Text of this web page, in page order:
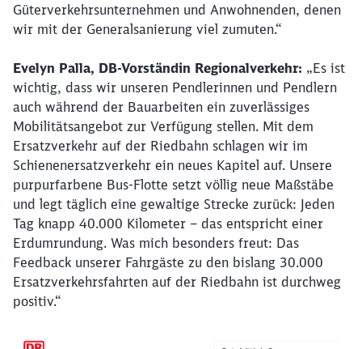
Güterverkehrsunternehmen und Anwohnenden, denen
wir mit der Generalsanierung viel zumuten.“
Evelyn Palla, DB-Vorständin Regionalverkehr: „Es ist
wichtig, dass wir unseren Pendlerinnen und Pendlern
auch während der Bauarbeiten ein zuverlässiges
Mobilitätsangebot zur Verfügung stellen. Mit dem
Ersatzverkehr auf der Riedbahn schlagen wir im
Schienenersatzverkehr ein neues Kapitel auf. Unsere
purpurfarbene Bus-Flotte setzt völlig neue Maßstäbe
und legt täglich eine gewaltige Strecke zurück: Jeden
Tag knapp 40.000 Kilometer – das entspricht einer
Erdumrundung. Was mich besonders freut: Das
Feedback unserer Fahrgäste zu den bislang 30.000
Ersatzverkehrsfahrten auf der Riedbahn ist durchweg
positiv.“